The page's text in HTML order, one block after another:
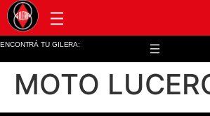
ENCONTRÁ TU GILERA:
MOTO